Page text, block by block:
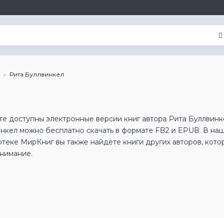
Рита Буллвинкел
доступны электронные версии книг автора Рита
можно бесплатно скачать в формате FB2 и EPUB. В
МирКниг вы также найдете книги других авторов,